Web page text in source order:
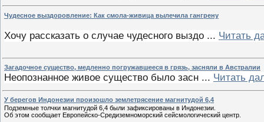
Чудесное выздоровление: Как смола-живица вылечила гангрену
Хочу рассказать о случае чудесного выздо ... Читать
Загадочное существо, медленно погружавшееся в грязь, засняли в Австралии
Неопознанное живое существо было засн ... Читать
У берегов Индонезии произошло землетрясение магнитудой 6,4
Подземные толчки магнитудой 6,4 были зафиксированы в Индонезии.
Об этом сообщает Европейско-Средиземноморский сейсмологический центр.